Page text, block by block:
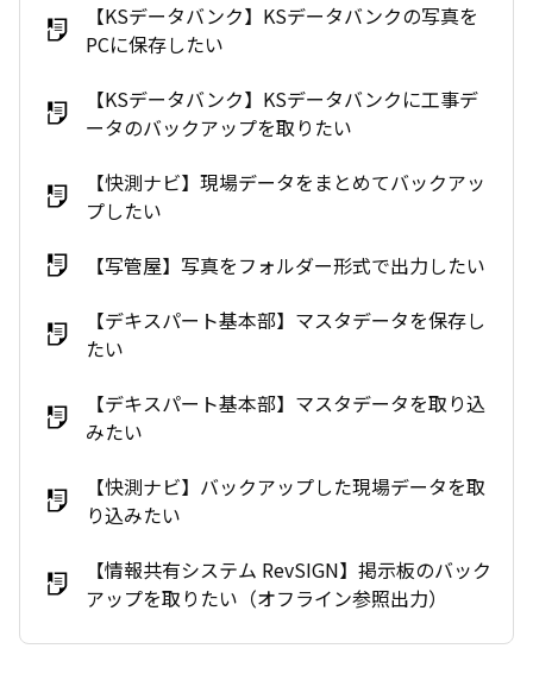
【KSデータバンク】KSデータバンクの写真を
PCに保存したい
【KSデータバンク】KSデータバンクに工事デ
ータのバックアップを取りたい
【快測ナビ】現場データをまとめてバックアッ
プしたい
【写管屋】写真をフォルダー形式で出力したい
【デキスパート基本部】マスタデータを保存し
たい
【デキスパート基本部】マスタデータを取り込
みたい
【快測ナビ】バックアップした現場データを取
り込みたい
【情報共有システム RevSIGN】掲示板のバック
アップを取りたい（オフライン参照出力）